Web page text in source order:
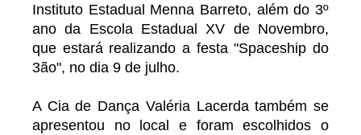
Instituto Estadual Menna Barreto, além do 3º
ano da Escola Estadual XV de Novembro,
que estará realizando a festa "Spaceship do
3ão", no dia 9 de julho.
A Cia de Dança Valéria Lacerda também se
apresentou no local e foram escolhidos o